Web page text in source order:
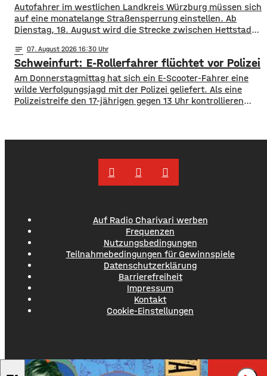
Autofahrer im westlichen Landkreis Würzburg müssen sich
auf eine monatelange Straßensperrung einstellen. Ab
Dienstag, 18. August wird die Strecke zwischen Hettstadt
Staatliche Bauamt an. Die Fahrbahn muss erneuert
werden, sie weist Verdrückungen, Abbrüche, Risse und
gebrochene Fahrbahnränder auf. Auch die Entwässerung
muss erneuert werden. Die Arbeiten seien unter
notes 07. August 2026 16:30
Schweinfurt: E-Rollerfahrer flüchtet vor Polizei
Am Donnerstagmittag hat sich ein E-Scooter-Fahrer eine
wilde Verfolgungsjagd mit der Polizei geliefert. Als eine
Polizeistreife den 17-jährigen gegen 13 Uhr kontrollieren
Auf Radio Charivari werben
Frequenzen
Nutzungsbedingungen
Teilnahmebedingungen für Gewinnspiele
Datenschutzerklärung
Barrierefreiheit
Impressum
Kontakt
Cookie-Einstellungen
BANANARAMA